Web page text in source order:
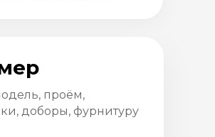
проём,
доборы, фурнитуру